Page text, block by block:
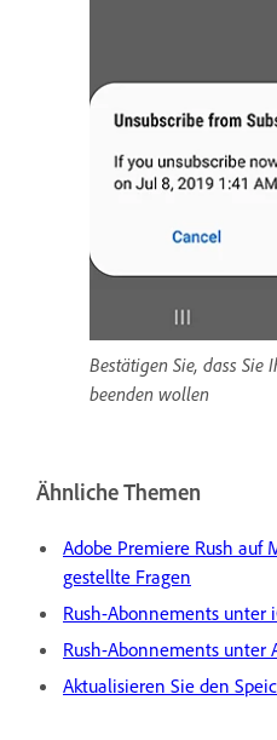
Bestätigen Sie, dass Sie
beenden wollen
Ähnliche Themen
Adobe Premiere Rush auf
gestellte Fragen
Rush-Abonnements unter
Rush-Abonnements unter
Aktualisieren Sie den